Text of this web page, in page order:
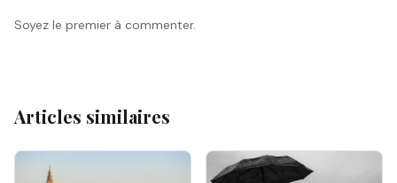
Soyez le premier à commenter.
Articles similaires